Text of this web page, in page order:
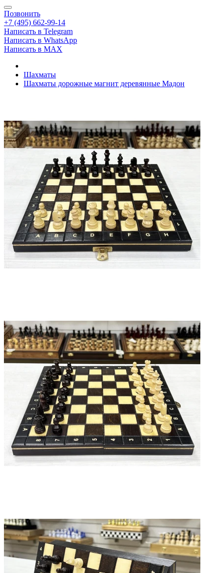
Позвонить
+7 (495) 662-99-14
Написать в Telegram
Написать в WhatsApp
Написать в MAX
Шахматы
Шахматы дорожные магнит деревянные Мадон